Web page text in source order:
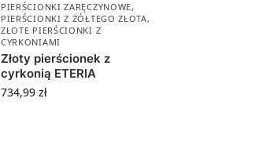
PIERŚCIONKI ZARĘCZYNOWE,
PIERŚCIONKI Z ŻÓŁTEGO ZŁOTA,
ZŁOTE PIERŚCIONKI Z
CYRKONIAMI
Złoty pierścionek z
cyrkonią ETERIA
734,99 zł